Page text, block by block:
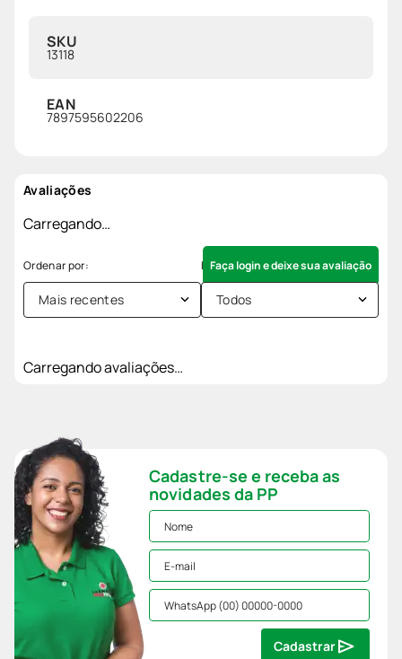
SKU
13118
EAN
7897595602206
Avaliações
Carregando…
Faça login e deixe sua avaliação
Mais recentes Todos
Carregando avaliações…
Cadastre-se e receba as
novidades da PP
Cadastrar